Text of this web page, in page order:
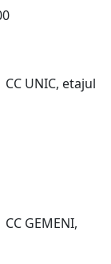
CC UNIC, etajul
CC GEMENI,